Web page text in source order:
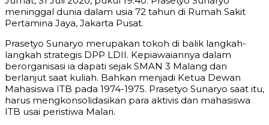
meninggal dunia dalam usia 72 tahun di Rumah Sakit
Pertamina Jaya, Jakarta Pusat.
Prasetyo Sunaryo merupakan tokoh di balik langkah-
langkah strategis DPP LDII. Kepiawaiannya dalam
berorganisasi ia dapati sejak SMAN 3 Malang dan
berlanjut saat kuliah. Bahkan menjadi Ketua Dewan
Mahasiswa ITB pada 1974-1975. Prasetyo Sunaryo saat itu,
harus mengkonsolidasikan para aktivis dan mahasiswa
ITB usai peristiwa Malari.